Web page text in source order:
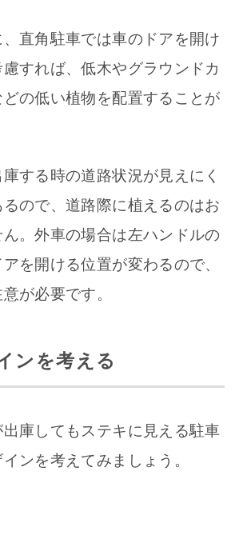
、直角駐車では車のドアを開け
すれば、低木やグラウンドカ
の低い植物を配置することが
する時の道路状況が見えにく
るので、道路際に植えるのはお
。外車の場合は左ハンドルの
を開ける位置が変わるので、
が必要です。
ンを考える
庫してもステキに見える駐車
ンを考えてみましょう。